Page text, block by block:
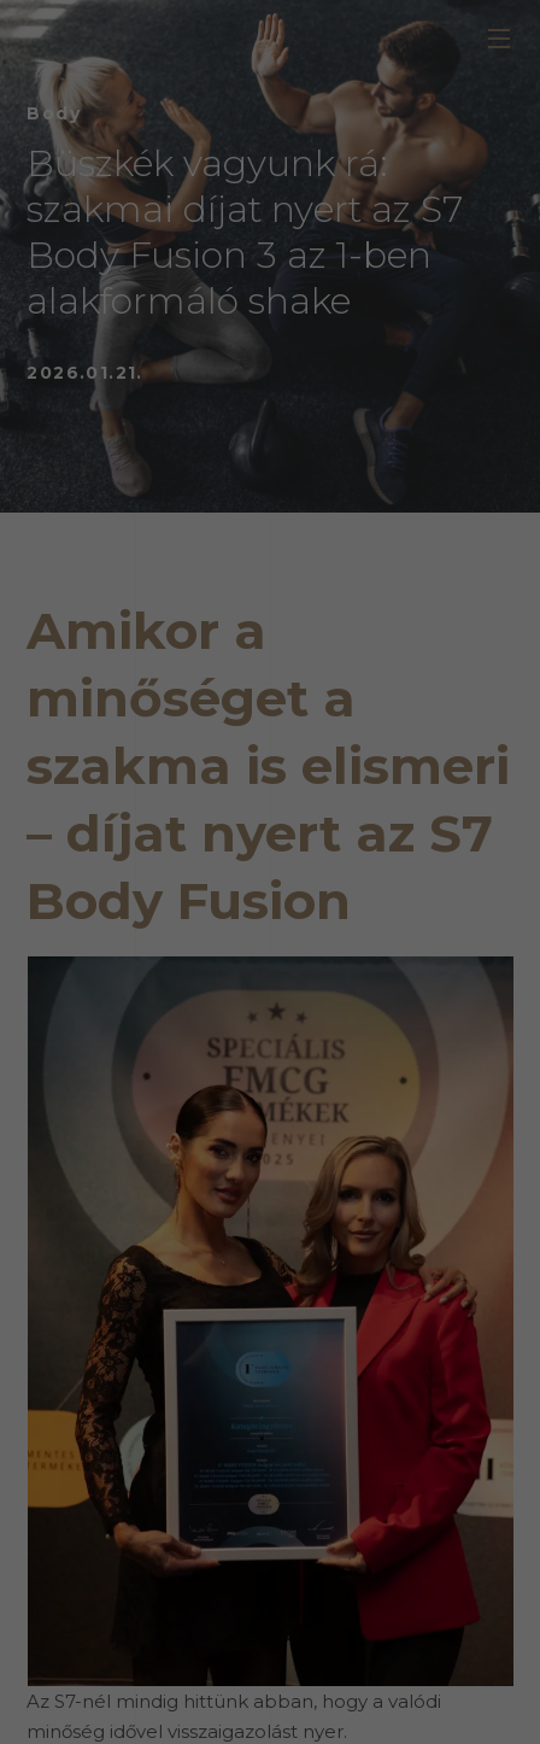
Body
Büszkék vagyunk rá:
szakmai díjat nyert az S7
Body Fusion 3 az 1-ben
alakformáló shake
2026.01.21.
Amikor a
minőséget a
szakma is elismeri
– díjat nyert az S7
Body Fusion
Az S7-nél mindig hittünk abban, hogy a valódi
minőség idővel visszaigazolást nyer.